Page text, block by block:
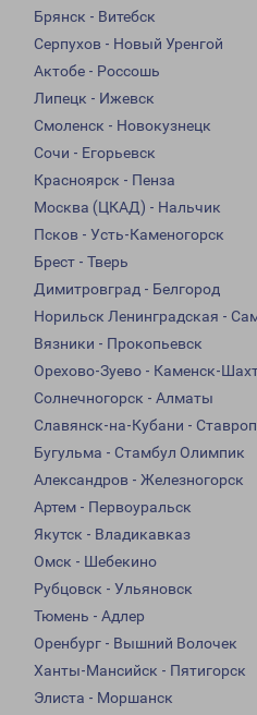
Брянск - Витебск
Серпухов - Новый Уренгой
Актобе - Россошь
Липецк - Ижевск
Смоленск - Новокузнецк
Сочи - Егорьевск
Красноярск - Пенза
Москва (ЦКАД) - Нальчик
Псков - Усть-Каменогорск
Брест - Тверь
Димитровград - Белгород
Норильск Ленинградская -
Вязники - Прокопьевск
Орехово-Зуево - Каменск-
Солнечногорск - Алматы
Славянск-на-Кубани -
Бугульма - Стамбул Олимпик
Александров - Железногорск
Артем - Первоуральск
Якутск - Владикавказ
Омск - Шебекино
Рубцовск - Ульяновск
Тюмень - Адлер
Оренбург - Вышний Волочек
Ханты-Мансийск - Пятигорск
Элиста - Моршанск